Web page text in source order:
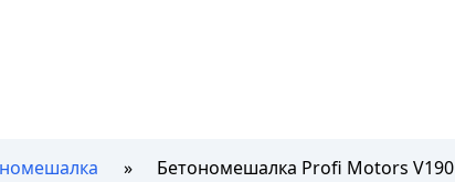
Бетономешалка Profi Motors V190